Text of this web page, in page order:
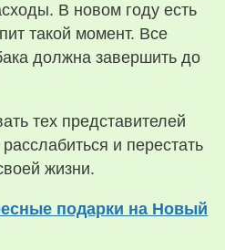
В новом году есть
такой момент. Все
должна завершить до
тех представителей
и перестать
жизни.
подарки на Новый